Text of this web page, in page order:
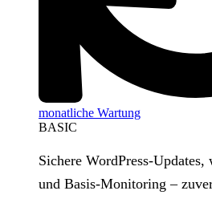
monatliche Wartung
BASIC
Sichere
und Basis‑Monitoring –